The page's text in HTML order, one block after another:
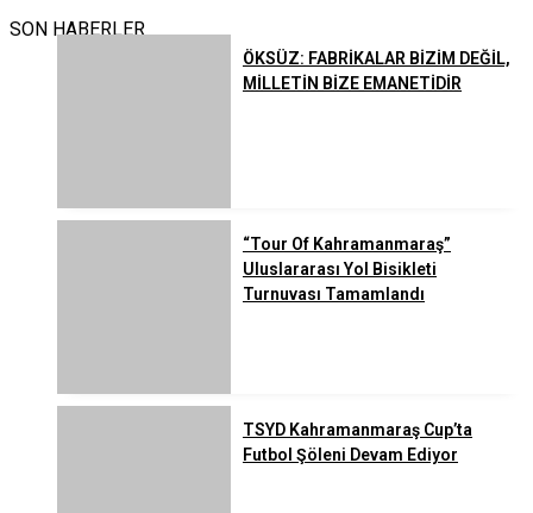
SON HABERLER
ÖKSÜZ: FABRİKALAR BİZİM DEĞİL,
MİLLETİN BİZE EMANETİDİR
“Tour Of Kahramanmaraş”
Uluslararası Yol Bisikleti
Turnuvası Tamamlandı
TSYD Kahramanmaraş Cup’ta
Futbol Şöleni Devam Ediyor